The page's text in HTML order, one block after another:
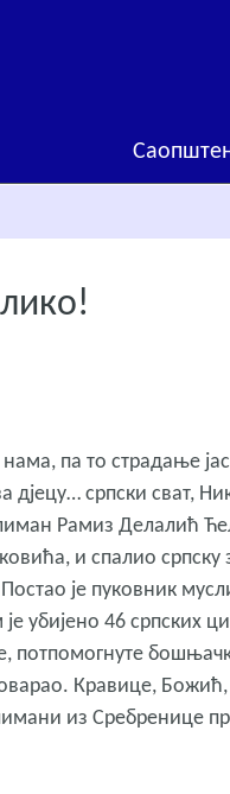
па то страдање
дјецу… српски сват,
Рамиз Делалић
и спалио српску
је пуковник
убијено 46 српских
потпомогнуте
Кравице,
из Сребренице